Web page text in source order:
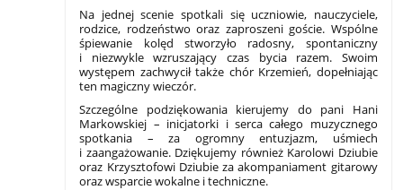
Na jednej scenie spotkali się uczniowie, nauczyciele,
rodzice, rodzeństwo oraz zaproszeni goście. Wspólne
śpiewanie kolęd stworzyło radosny, spontaniczny
i niezwykle wzruszający czas bycia razem. Swoim
występem zachwycił także chór Krzemień, dopełniając
ten magiczny wieczór.
Szczególne podziękowania kierujemy do pani Hani
Markowskiej – inicjatorki i serca całego muzycznego
spotkania – za ogromny entuzjazm, uśmiech
i zaangażowanie. Dziękujemy również Karolowi Dziubie
oraz Krzysztofowi Dziubie za akompaniament gitarowy
oraz wsparcie wokalne i techniczne.